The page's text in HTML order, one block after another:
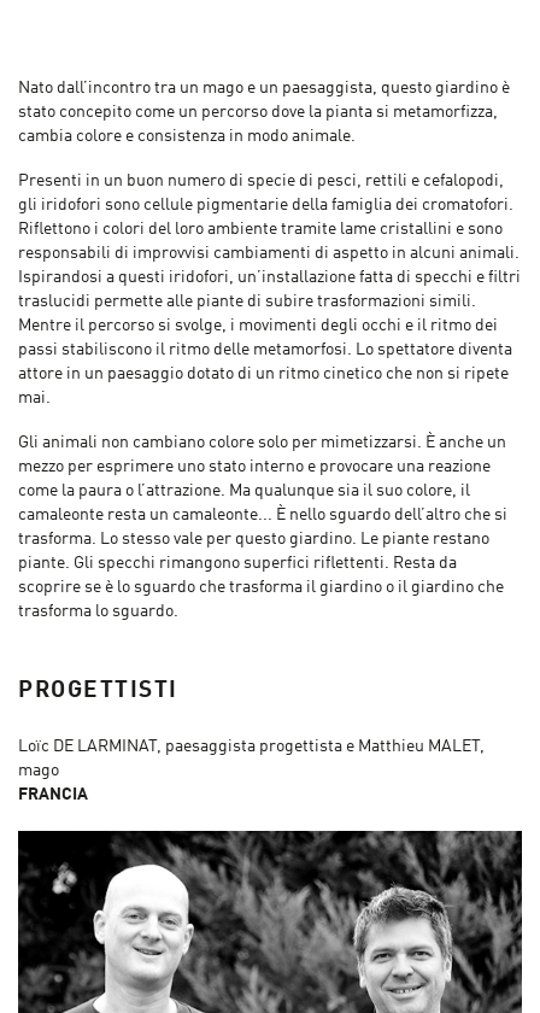
Nato dall’incontro tra un mago e un paesaggista, questo giardino è
stato concepito come un percorso dove la pianta si metamorfizza,
cambia colore e consistenza in modo animale.
Presenti in un buon numero di specie di pesci, rettili e cefalopodi,
gli iridofori sono cellule pigmentarie della famiglia dei cromatofori.
Riflettono i colori del loro ambiente tramite lame cristallini e sono
responsabili di improvvisi cambiamenti di aspetto in alcuni animali.
Ispirandosi a questi iridofori, un’installazione fatta di specchi e filtri
traslucidi permette alle piante di subire trasformazioni simili.
Mentre il percorso si svolge, i movimenti degli occhi e il ritmo dei
passi stabiliscono il ritmo delle metamorfosi. Lo spettatore diventa
attore in un paesaggio dotato di un ritmo cinetico che non si ripete
mai.
Gli animali non cambiano colore solo per mimetizzarsi. È anche un
mezzo per esprimere uno stato interno e provocare una reazione
come la paura o l’attrazione. Ma qualunque sia il suo colore, il
camaleonte resta un camaleonte... È nello sguardo dell’altro che si
trasforma. Lo stesso vale per questo giardino. Le piante restano
piante. Gli specchi rimangono superfici riflettenti. Resta da
scoprire se è lo sguardo che trasforma il giardino o il giardino che
trasforma lo sguardo.
PROGETTISTI
Loïc DE LARMINAT, paesaggista progettista e Matthieu MALET,
mago
FRANCIA